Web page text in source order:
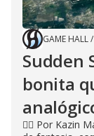
GAME HALL/
Sudden
bonita
🧙‍♂️ Por Kazin